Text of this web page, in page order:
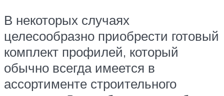
В некоторых случаях
целесообразно приобрести готовый
комплект профилей, который
обычно всегда имеется в
ассортименте строительного